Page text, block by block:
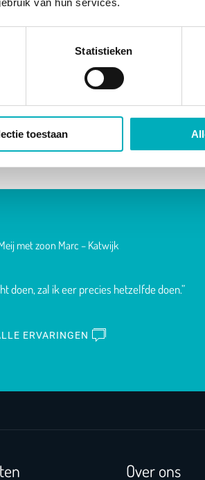
Statistieken
toestaan
zorgverzekeraar is op dit moment bij veel
met zoon Marc – Katwijk
doen, zal ik eer precies hetzelfde doen.”
ERVARINGEN
Over ons